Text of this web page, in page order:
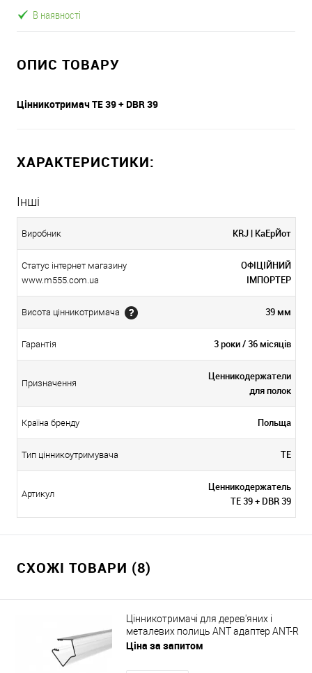
В наявності
ОПИС ТОВАРУ
Цінникотримач TE 39 + DBR 39
ХАРАКТЕРИСТИКИ:
Інші
Виробник KRJ | КаЕрЙот
Статус інтернет магазину
www.m555.com.ua
ОФІЦІЙНИЙ
ІМПОРТЕР
Висота цінникотримача 39 мм
Гарантія 3 роки / 36 місяців
Призначення
Ценникодержатели
для полок
Країна бренду Польща
Тип цінникоутримувача TE
Артикул
Ценникодержатель
TE 39 + DBR 39
СХОЖІ ТОВАРИ (8)
Цінникотримачі для дерев'яних і
металевих полиць ANT адаптер ANT-R
Ціна за запитом